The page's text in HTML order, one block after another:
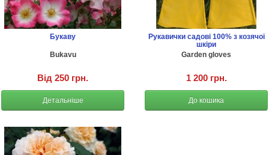
Букаву
Bukavu
Від 250 грн.
Детальніше
Рукавички садові 100% з козячої
шкіри
Garden gloves
1 200 грн.
До кошика